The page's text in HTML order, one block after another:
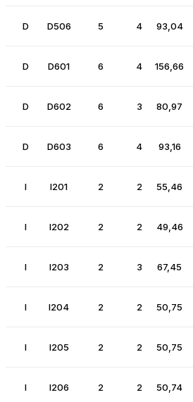
D D506 5 4 93,04
D D601 6 4 156,66
D D602 6 3 80,97
D D603 6 4 93,16
I I201 2 2 55,46
I I202 2 2 49,46
I I203 2 3 67,45
I I204 2 2 50,75
I I205 2 2 50,75
I I206 2 2 50,74